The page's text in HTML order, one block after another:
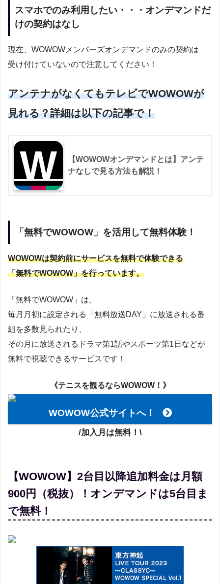
スマホでのみ利用したい・・・オンデマンドだ
けの契約はなし
現在、WOWOWメンバーズオンデマンドのみの契約は
受け付けていないので注意してください！
アンテナがなくてもテレビでWOWOWが
見れる？詳細は以下の記事で！
【WOWOWオンデマンドとは】アンテ
ナなしで見る方法も解説！
「無料でWOWOW」を活用して無料体験！
WOWOWは契約前にサービスを無料で体験できる
「無料でWOWOW」を行っています。
「無料でWOWOW」は、
毎月月初に設定される「無料放送DAY」に放送される番
組を多数見られたり、
その月に放送されるドラマ第1話やスポーツ第1日などが
無料で視聴できるサービスです！
《テニスを観るならWOWOW！》
WOWOW公式サイトへ！
/加入月は無料！\
【WOWOW】2台目以降追加料金は月額
900円（税抜）！オンデマンドは5台目ま
で無料！